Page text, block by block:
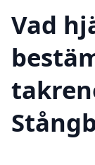
Vad